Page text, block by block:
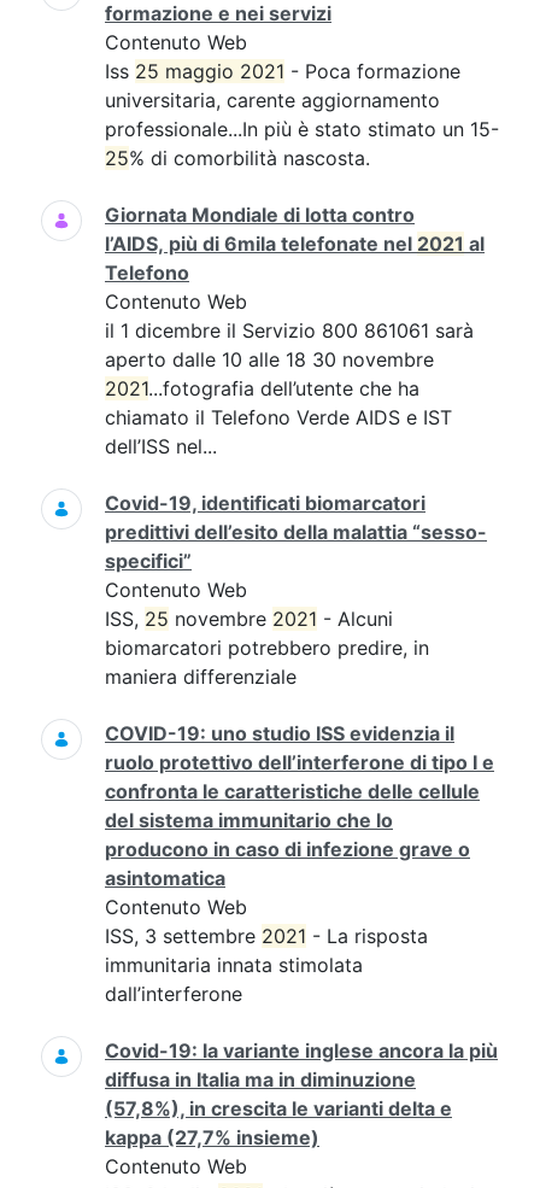
formazione e nei servizi
Contenuto Web
Iss 25 maggio 2021 - Poca formazione
universitaria, carente aggiornamento
professionale...In più è stato stimato un 15-
25% di comorbilità nascosta.
Giornata Mondiale di lotta contro
l’AIDS, più di 6mila telefonate nel 2021 al
Telefono
Contenuto Web
il 1 dicembre il Servizio 800 861061 sarà
aperto dalle 10 alle 18 30 novembre
2021...fotografia dell’utente che ha
chiamato il Telefono Verde AIDS e IST
dell’ISS nel...
Covid-19, identificati biomarcatori
predittivi dell’esito della malattia “sesso-
specifici”
Contenuto Web
ISS, 25 novembre 2021 - Alcuni
biomarcatori potrebbero predire, in
maniera differenziale
COVID-19: uno studio ISS evidenzia il
ruolo protettivo dell’interferone di tipo I e
confronta le caratteristiche delle cellule
del sistema immunitario che lo
producono in caso di infezione grave o
asintomatica
Contenuto Web
ISS, 3 settembre 2021 - La risposta
immunitaria innata stimolata
dall’interferone
Covid-19: la variante inglese ancora la più
diffusa in Italia ma in diminuzione
(57,8%), in crescita le varianti delta e
kappa (27,7% insieme)
Contenuto Web